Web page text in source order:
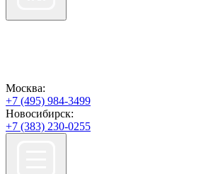
Москва:
+7 (495) 984-3499
Новосибирск:
+7 (383) 230-0255